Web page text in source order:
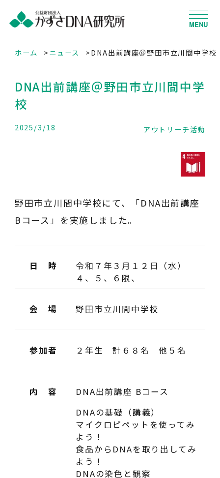
MENU
ホーム ニュース DNA出前講座＠野田市立川間中学校
DNA出前講座＠野田市立川間中学
校
2025/3/18 アウトリーチ活動
野田市立川間中学校にて、「DNA出前講座
Bコース」を実施しました。
日 時
令和７年３月１２日（水）
４、５、６限、
会 場 野田市立川間中学校
参加者 ２年生 計６８名 他５名
内 容
DNA出前講座 Bコース
DNAの基礎（講義）
マイクロピペットを使ってみ
よう！
食品からDNAを取り出してみ
よう！
DNAの染色と観察